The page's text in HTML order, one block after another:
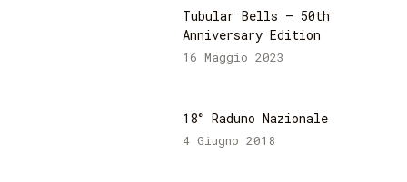
Tubular Bells – 50th
Anniversary Edition
16 Maggio 2023
18° Raduno Nazionale
4 Giugno 2018